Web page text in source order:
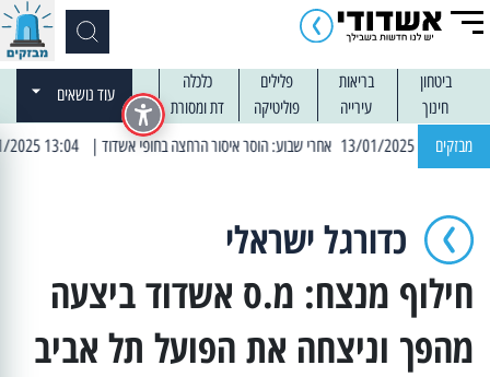
ביטחון בריאות פלילים
כלכלה
חינוך
עירייה פוליטיקה דת ומסורת
עוד נושאים
מבזקים | 13:04 14/01/2025 עובדים בלילות: עבודות קרצוף וריבוד אספלט
כדורגל ישראלי
חילוף מנצח: מ.ס אשדוד ביצעה
מהפך וניצחה את הפועל תל אביב